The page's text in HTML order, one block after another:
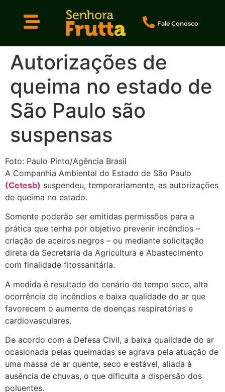
Fale Conosco
Autorizações de
queima no estado de
São Paulo são
suspensas
Foto: Paulo Pinto/Agência Brasil
A Companhia Ambiental do Estado de São Paulo
(Cetesb) suspendeu, temporariamente, as autorizações
de queima no estado.
Somente poderão ser emitidas permissões para a
prática que tenha por objetivo prevenir incêndios –
criação de aceiros negros – ou mediante solicitação
direta da Secretaria da Agricultura e Abastecimento
com finalidade fitossanitária.
A medida é resultado do cenário de tempo seco, alta
ocorrência de incêndios e baixa qualidade do ar que
favorecem o aumento de doenças respiratórias e
cardiovasculares.
De acordo com a Defesa Civil, a baixa qualidade do ar
ocasionada pelas queimadas se agrava pela atuação de
uma massa de ar quente, seco e estável, aliada à
ausência de chuvas, o que dificulta a dispersão dos
poluentes.